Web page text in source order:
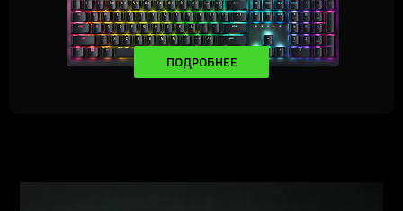
ПОДРОБНЕЕ